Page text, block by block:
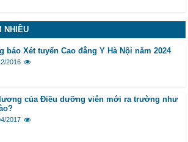
NHIỀU
báo Xét tuyển Cao đẳng Y Hà Nội năm 2024
2016
của Điều dưỡng viên mới ra trường như
2017